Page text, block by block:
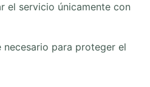
el servicio únicamente con
para proteger el